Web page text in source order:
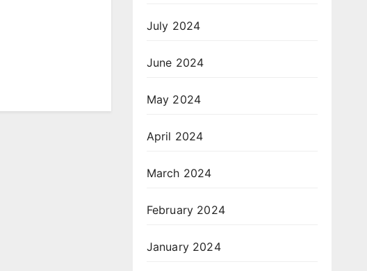
July 2024
June 2024
May 2024
April 2024
March 2024
February 2024
January 2024